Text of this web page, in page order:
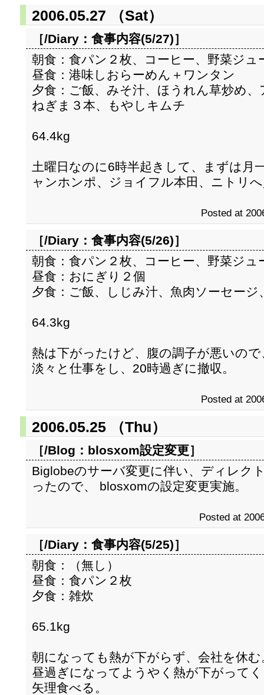
2006.05.27 （Sat）
［/Diary： 食事内容(5/27)］
朝食：食パン２枚、コーヒー、野菜ジュ
昼食：港味しおらーめん＋ワンタン
夕食：ご飯、みそ汁、ほうれん草炒め
ねぎま３本、もやしキムチ
64.4kg
土曜日なのに6時半起きして、まずは月
ャンホンポ、ジョイフル本田、ニトリ
Posted at
［/Diary： 食事内容(5/26)］
朝食：食パン２枚、コーヒー、野菜ジュ
昼食：おにぎり２個
夕食：ご飯、しじみ汁、魚肉ソーセー
64.3kg
熱は下がったけど、腹の調子が悪いの
淡々と仕事をし、20時過ぎに撤収。
Posted at
2006.05.25 （Thu）
［/Blog： blosxom設定変更］
Biglobeのサーバ変更に伴い、ディレク
ったので、 blosxomの設定変更実施。
Posted at
［/Diary： 食事内容(5/25)］
朝食：（無し）
昼食：食パン２枚
夕食：雑炊
65.1kg
朝になっても熱が下がらず、会社を休む
昼過ぎになってようやく熱が下がって
矢理食べる。